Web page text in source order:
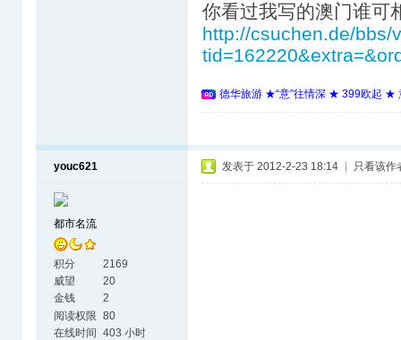
你看过我写的澳门谁可
http://csuchen.de/bbs/
德华旅游 ★“意”往情深 ★ 399欧起 ★
youc621
都市名流
积分
2169
威望
20
金钱
2
阅读权限 80
在线时间 403 小时
发表于 2012-2-23 18:14 只看该作